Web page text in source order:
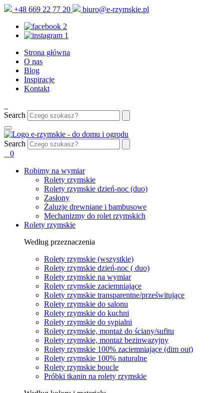
+48 669 22 77 20 biuro@e-rzymskie.pl
Strona główna
O nas
Blog
Inspiracje
Kontakt
Search
Search
0
Robimy na wymiar
Rolety rzymskie
Rolety rzymskie dzień-noc (duo)
Zasłony
Żaluzje drewniane i bambusowe
Mechanizmy do rolet rzymskich
Rolety rzymskie
Według przeznaczenia
Rolety rzymskie (wszystkie)
Rolety rzymskie dzień-noc ( duo)
Rolety rzymskie na wymiar
Rolety rzymskie zaciemniające
Rolety rzymskie transparentne/prześwitujące
Rolety rzymskie do salonu
Rolety rzymskie do kuchni
Rolety rzymskie do sypialni
Rolety rzymskie, montaż do ściany/sufitu
Rolety rzymskie, montaż bezinwazyjny
Rolety rzymskie 100% zaciemniające (dim out)
Rolety rzymskie 100% naturalne
Rolety rzymskie boucle
Próbki tkanin na rolety rzymskie